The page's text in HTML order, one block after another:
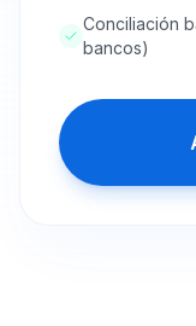
Conciliación
bancos)